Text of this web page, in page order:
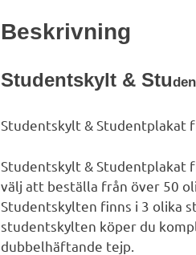
Beskrivning
Studentskylt & Stu
Studentskylt & Studentplakat
Studentskylt & Studentplakat
välj att beställa från över 50
Studentskylten finns i 3 olika
studentskylten köper du
dubbelhäftande tejp.